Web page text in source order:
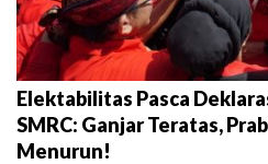
Elektabilitas Pasca
SMRC: Ganjar Teratas,
Menurun!